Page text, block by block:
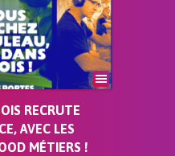
RECRUTE
AVEC LES
MÉTIERS !